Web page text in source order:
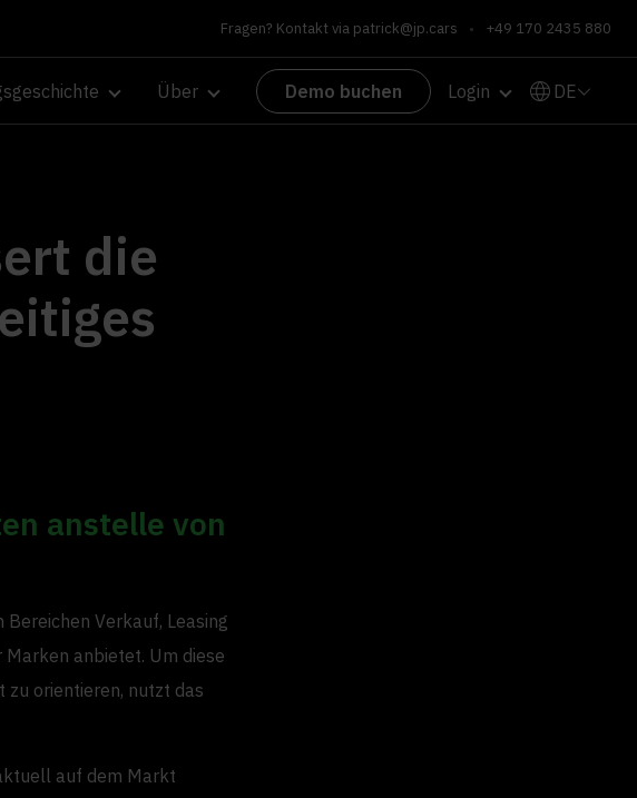
Fragen? Kontakt via patrick@jp.cars • +49 170 2435 880
Über Demo buchen Login DE
die
anstelle von
Verkauf, Leasing
anbietet. Um diese
zu orientieren, nutzt das
auf dem Markt